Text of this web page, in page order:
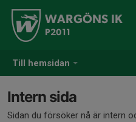
Till hemsidan
WARGÖNS IK
P2011
Intern sida
Sidan du försöker nå är intern